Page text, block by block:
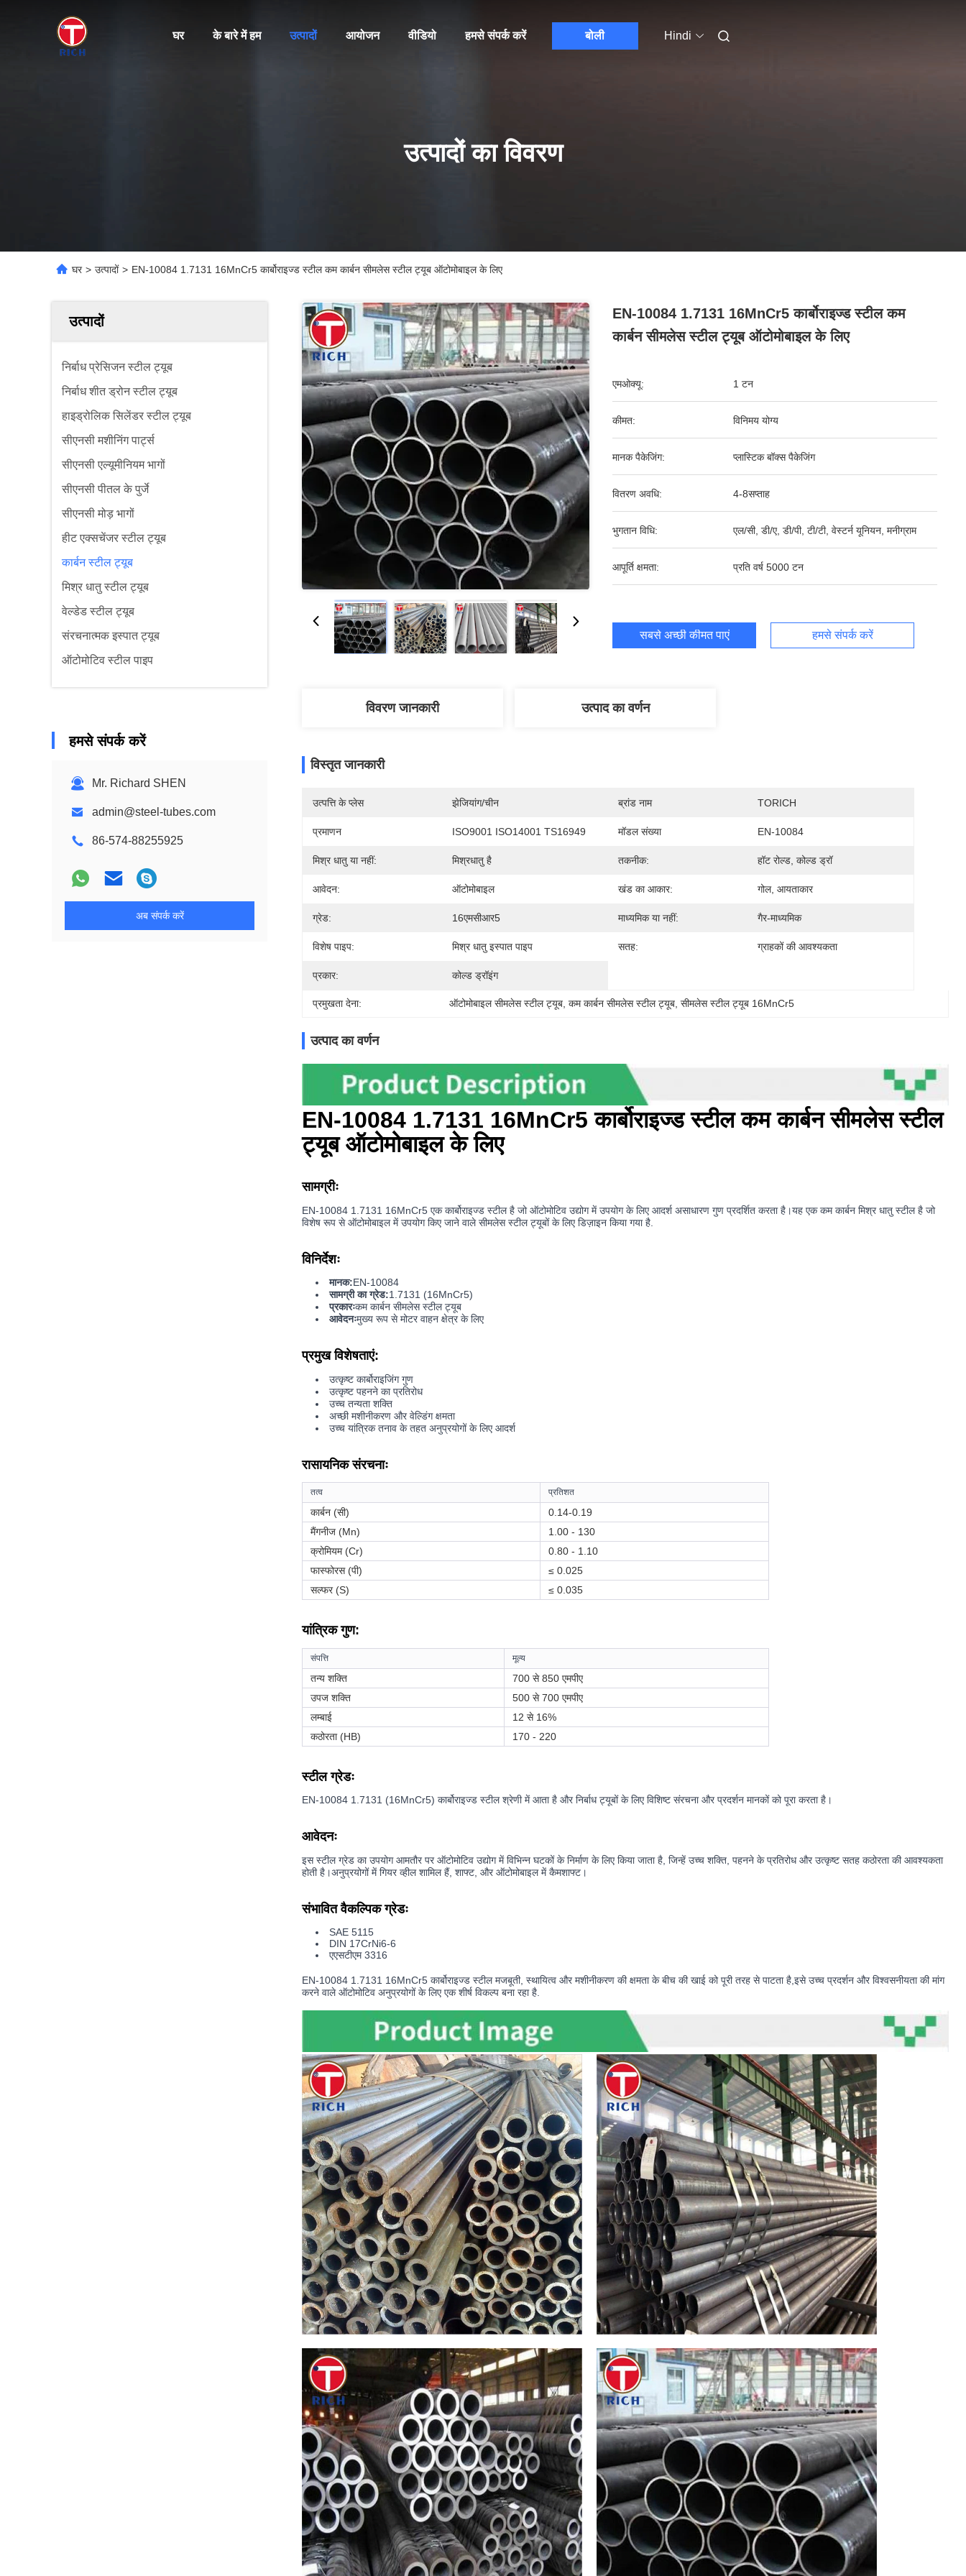
घर के बारे में हम उत्पादों आयोजन वीडियो हमसे संपर्क करें बोली Hindi
उत्पादों का विवरण
घर > उत्पादों > EN-10084 1.7131 16MnCr5 कार्बोराइज्ड स्टील कम कार्बन सीमलेस स्टील ट्यूब ऑटोमोबाइल के लिए
उत्पादों
निर्बाध प्रेसिजन स्टील ट्यूब
निर्बाध शीत ड्रोन स्टील ट्यूब
हाइड्रोलिक सिलेंडर स्टील ट्यूब
सीएनसी मशीनिंग पार्ट्स
सीएनसी एल्यूमीनियम भागों
सीएनसी पीतल के पुर्जे
सीएनसी मोड़ भागों
हीट एक्सचेंजर स्टील ट्यूब
कार्बन स्टील ट्यूब
मिश्र धातु स्टील ट्यूब
वेल्डेड स्टील ट्यूब
संरचनात्मक इस्पात ट्यूब
ऑटोमोटिव स्टील पाइप
हमसे संपर्क करें
Mr. Richard SHEN
admin@steel-tubes.com
86-574-88255925
अब संपर्क करें
EN-10084 1.7131 16MnCr5 कार्बोराइज्ड स्टील कम
कार्बन सीमलेस स्टील ट्यूब ऑटोमोबाइल के लिए
एमओक्यू: 1 टन
कीमत: विनिमय योग्य
मानक पैकेजिंग: प्लास्टिक बॉक्स पैकेजिंग
वितरण अवधि: 4-8सप्ताह
भुगतान विधि: एल/सी, डी/ए, डी/पी, टी/टी, वेस्टर्न यूनियन, मनीग्राम
आपूर्ति क्षमता: प्रति वर्ष 5000 टन
सबसे अच्छी कीमत पाएं हमसे संपर्क करें
विवरण जानकारी उत्पाद का वर्णन
विस्तृत जानकारी
उत्पत्ति के प्लेस झेजियांग/चीन ब्रांड नाम TORICH
प्रमाणन ISO9001 ISO14001 TS16949 मॉडल संख्या EN-10084
मिश्र धातु या नहीं: मिश्रधातु है तकनीक: हॉट रोल्ड, कोल्ड ड्रॉ
आवेदन: ऑटोमोबाइल खंड का आकार: गोल, आयताकार
ग्रेड: 16एमसीआर5 माध्यमिक या नहीं: गैर-माध्यमिक
विशेष पाइप: मिश्र धातु इस्पात पाइप सतह: ग्राहकों की आवश्यकता
प्रकार: कोल्ड ड्रॉइंग
प्रमुखता देना: ऑटोमोबाइल सीमलेस स्टील ट्यूब, कम कार्बन सीमलेस स्टील ट्यूब, सीमलेस स्टील ट्यूब 16MnCr5
उत्पाद का वर्णन
EN-10084 1.7131 16MnCr5 कार्बोराइज्ड स्टील कम कार्बन सीमलेस स्टील
ट्यूब ऑटोमोबाइल के लिए
सामग्रीः
EN-10084 1.7131 16MnCr5 एक कार्बोराइज्ड स्टील है जो ऑटोमोटिव उद्योग में उपयोग के लिए आदर्श असाधारण गुण प्रदर्शित करता है।यह एक कम कार्बन मिश्र धातु स्टील है जो
विशेष रूप से ऑटोमोबाइल में उपयोग किए जाने वाले सीमलेस स्टील ट्यूबों के लिए डिज़ाइन किया गया है.
विनिर्देशः
मानक:EN-10084
सामग्री का ग्रेड:1.7131 (16MnCr5)
प्रकारःकम कार्बन सीमलेस स्टील ट्यूब
आवेदनःमुख्य रूप से मोटर वाहन क्षेत्र के लिए
प्रमुख विशेषताएं:
उत्कृष्ट कार्बोराइजिंग गुण
उत्कृष्ट पहनने का प्रतिरोध
उच्च तन्यता शक्ति
अच्छी मशीनीकरण और वेल्डिंग क्षमता
उच्च यांत्रिक तनाव के तहत अनुप्रयोगों के लिए आदर्श
रासायनिक संरचनाः
तत्व प्रतिशत
कार्बन (सी)
0.14-0.19
मैंगनीज (Mn)
1.00 - 130
क्रोमियम (Cr)
0.80 - 1.10
फास्फोरस (पी)
≤ 0.025
सल्फर (S)
≤ 0.035
यांत्रिक गुण:
संपत्ति मूल्य
तन्य शक्ति
700 से 850 एमपीए
उपज शक्ति
500 से 700 एमपीए
लम्बाई
12 से 16%
कठोरता (HB)
170 - 220
स्टील ग्रेडः
EN-10084 1.7131 (16MnCr5) कार्बोराइज्ड स्टील श्रेणी में आता है और निर्बाध ट्यूबों के लिए विशिष्ट संरचना और प्रदर्शन मानकों को पूरा करता है।
आवेदनः
इस स्टील ग्रेड का उपयोग आमतौर पर ऑटोमोटिव उद्योग में विभिन्न घटकों के निर्माण के लिए किया जाता है, जिन्हें उच्च शक्ति, पहनने के प्रतिरोध और उत्कृष्ट सतह कठोरता की आवश्यकता
होती है।अनुप्रयोगों में गियर व्हील शामिल हैं, शाफ्ट, और ऑटोमोबाइल में कैमशाफ्ट।
संभावित वैकल्पिक ग्रेडः
SAE 5115
DIN 17CrNi6-6
एएसटीएम 3316
EN-10084 1.7131 16MnCr5 कार्बोराइज्ड स्टील मजबूती, स्थायित्व और मशीनीकरण की क्षमता के बीच की खाई को पूरी तरह से पाटता है,इसे उच्च प्रदर्शन और विश्वसनीयता की मांग
करने वाले ऑटोमोटिव अनुप्रयोगों के लिए एक शीर्ष विकल्प बना रहा है.